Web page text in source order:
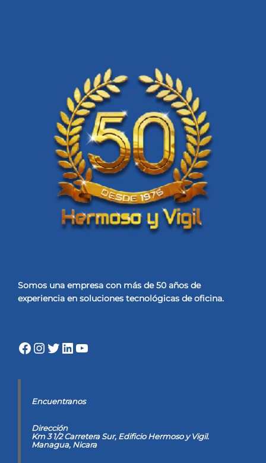
Somos una empresa con más de 50 años de
experiencia en soluciones tecnológicas de oficina.
Facebook
Instagram
Twitter
LinkedIn
YouTube
Encuentranos
Dirección
Km 3 1/2 Carretera Sur, Edificio Hermoso y Vigil.
Managua, Nicara